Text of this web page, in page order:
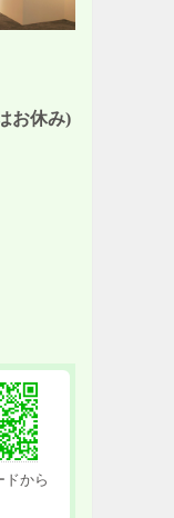
お休み)
ドから